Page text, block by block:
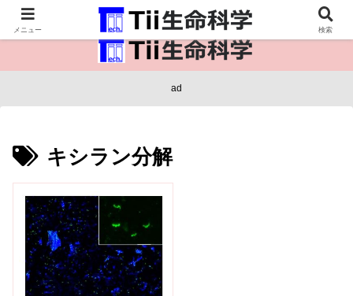
医療保健・生命・生物の情報インフラ。
ad
キシラン分解
メニュー 検索